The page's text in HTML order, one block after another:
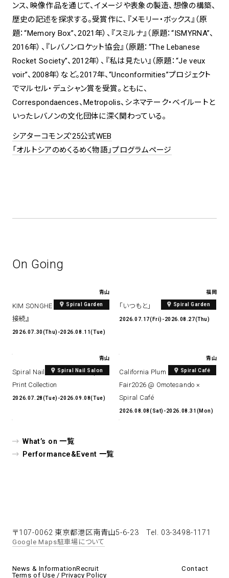
ンス、映像作品を通じて、イメージや表象の製造、想像の構築、
歴史の記述を探求する。受賞作に、『メモリー・ボックス』（原
題：“Memory Box”、2021年）、『スミルナ』（原題：“ISMYRNA”、
2016年）、『レバノンロケット協会』（原題：“The Lebanese
Rocket Society”、2012年）、『私は見たい』（原題：“Je veux
voir”、2008年）など。2017年、“Unconformities”プロジェクト
でマルセル・デュシャン賞を受賞。ともに、
Correspondaences、Metropolis、シネマテーク・ベイルートと
いったレバノンの文化団体に深く関わっている。
シアターコモンズ’25公式WEB
「オルトシアのめくるめく物語」プログラムページ
On Going
青山
Spiral Garden
KIM SONGHE EXHIBITION 『愛と
接続』
2026.07.30(Thu)-2026.08.11(Tue)
福岡
Spiral Garden
「いつもと」
2026.07.17(Fri)-2026.08.27(Thu)
青山
Spiral Nail Salon
Spiral Nail Salon Art #14 Spiral
Print Collection
2026.07.28(Tue)-2026.09.08(Tue)
青山
Spiral Café
California Plum & Nectarine
Fair2026 @ Omotesando ×
Spiral Café
2026.08.08(Sat)-2026.08.31(Mon)
What’s on 一覧
Performance&Event 一覧
〒107-0062 東京都港区南青山5-6-23Tel. 03-3498-1171
Google Maps駐車場について
News & InformationRecruit
Contact
Terms of Use / Privacy Policy